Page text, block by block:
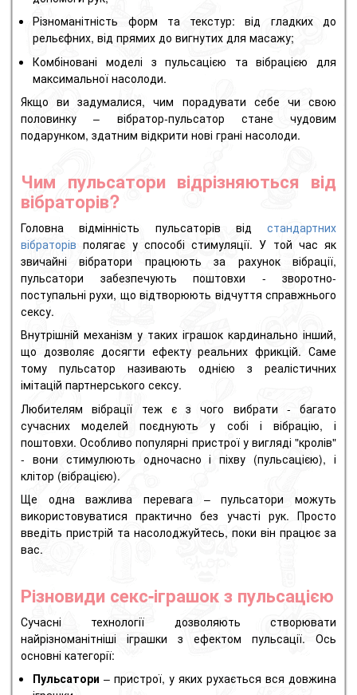
Різноманітність форм та текстур: від гладких до
рельєфних, від прямих до вигнутих для масажу;
Комбіновані моделі з пульсацією та вібрацією для
максимальної насолоди.
Якщо ви задумалися, чим порадувати себе чи свою
половинку – вібратор-пульсатор стане чудовим
подарунком, здатним відкрити нові грані насолоди.
Чим пульсатори відрізняються від
вібраторів?
Головна відмінність пульсаторів від стандартних
вібраторів полягає у способі стимуляції. У той час як
звичайні вібратори працюють за рахунок вібрації,
пульсатори забезпечують поштовхи - зворотно-
поступальні рухи, що відтворюють відчуття справжнього
сексу.
Внутрішній механізм у таких іграшок кардинально інший,
що дозволяє досягти ефекту реальних фрикцій. Саме
тому пульсатор називають однією з реалістичних
імітацій партнерського сексу.
Любителям вібрації теж є з чого вибрати - багато
сучасних моделей поєднують у собі і вібрацію, і
поштовхи. Особливо популярні пристрої у вигляді "кролів"
- вони стимулюють одночасно і піхву (пульсацією), і
клітор (вібрацією).
Ще одна важлива перевага – пульсатори можуть
використовуватися практично без участі рук. Просто
введіть пристрій та насолоджуйтесь, поки він працює за
вас.
Різновиди секс-іграшок з пульсацією
Сучасні технології дозволяють створювати
найрізноманітніші іграшки з ефектом пульсації. Ось
основні категорії:
Пульсатори – пристрої, у яких рухається вся довжина